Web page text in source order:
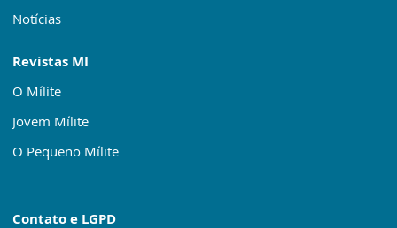
Notícias
Revistas MI
O Mílite
Jovem Mílite
O Pequeno Mílite
Contato e LGPD